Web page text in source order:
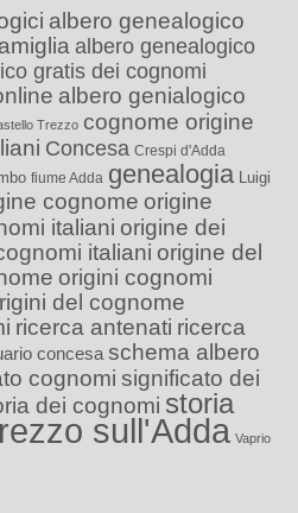
albero genealogico
albero genealogico
gratis dei cognomi
albero genialogico
Trezzo cognome origine
Concesa Crespi d'Adda
fiume Adda genealogia Luigi
cognome origine
italiani origine dei
italiani origine del
origini cognomi
del cognome
ricerca antenati ricerca
concesa schema albero
cognomi significato dei
dei cognomi storia
sull'Adda Vaprio